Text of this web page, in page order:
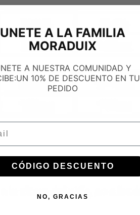
Abrir
elemento
UNETE A LA FAMILIA
MORADUIX
A NUESTRA COMUNIDAD Y
10% DE DESCUENTO EN TU
PEDIDO
CÓDIGO DESCUENTO
NO, GRACIAS